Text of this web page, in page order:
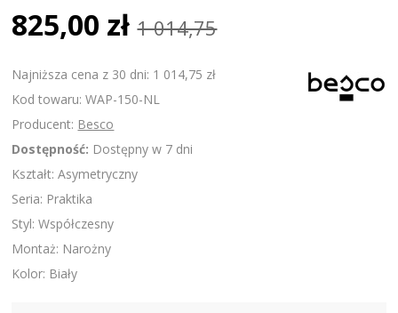
825,00 zł 1 014,75
Najniższa cena z 30 dni: 1 014,75 zł
Kod towaru: WAP-150-NL
Producent: Besco
Dostępność: Dostępny w 7 dni
Kształt: Asymetryczny
Seria: Praktika
Styl: Współczesny
Montaż: Narożny
Kolor: Biały